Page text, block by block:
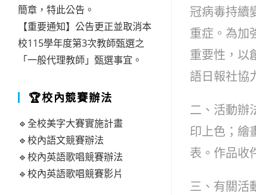
冠病毒持續
重症。為加
重要性，以
語日報社協
二、活動辦
印上色；繪
表。作品收
三、有關活
簡章，特此公告。
【重要通知】公告更正並取消本
校115學年度第3次教師甄選之
「一般代理教師」甄選事宜。
🏆校內競賽辦法
🔹全校美字大賽實施計畫
🔹校內語文競賽辦法
🔹校內英語歌唱競賽辦法
🔹校內英語歌唱競賽影片